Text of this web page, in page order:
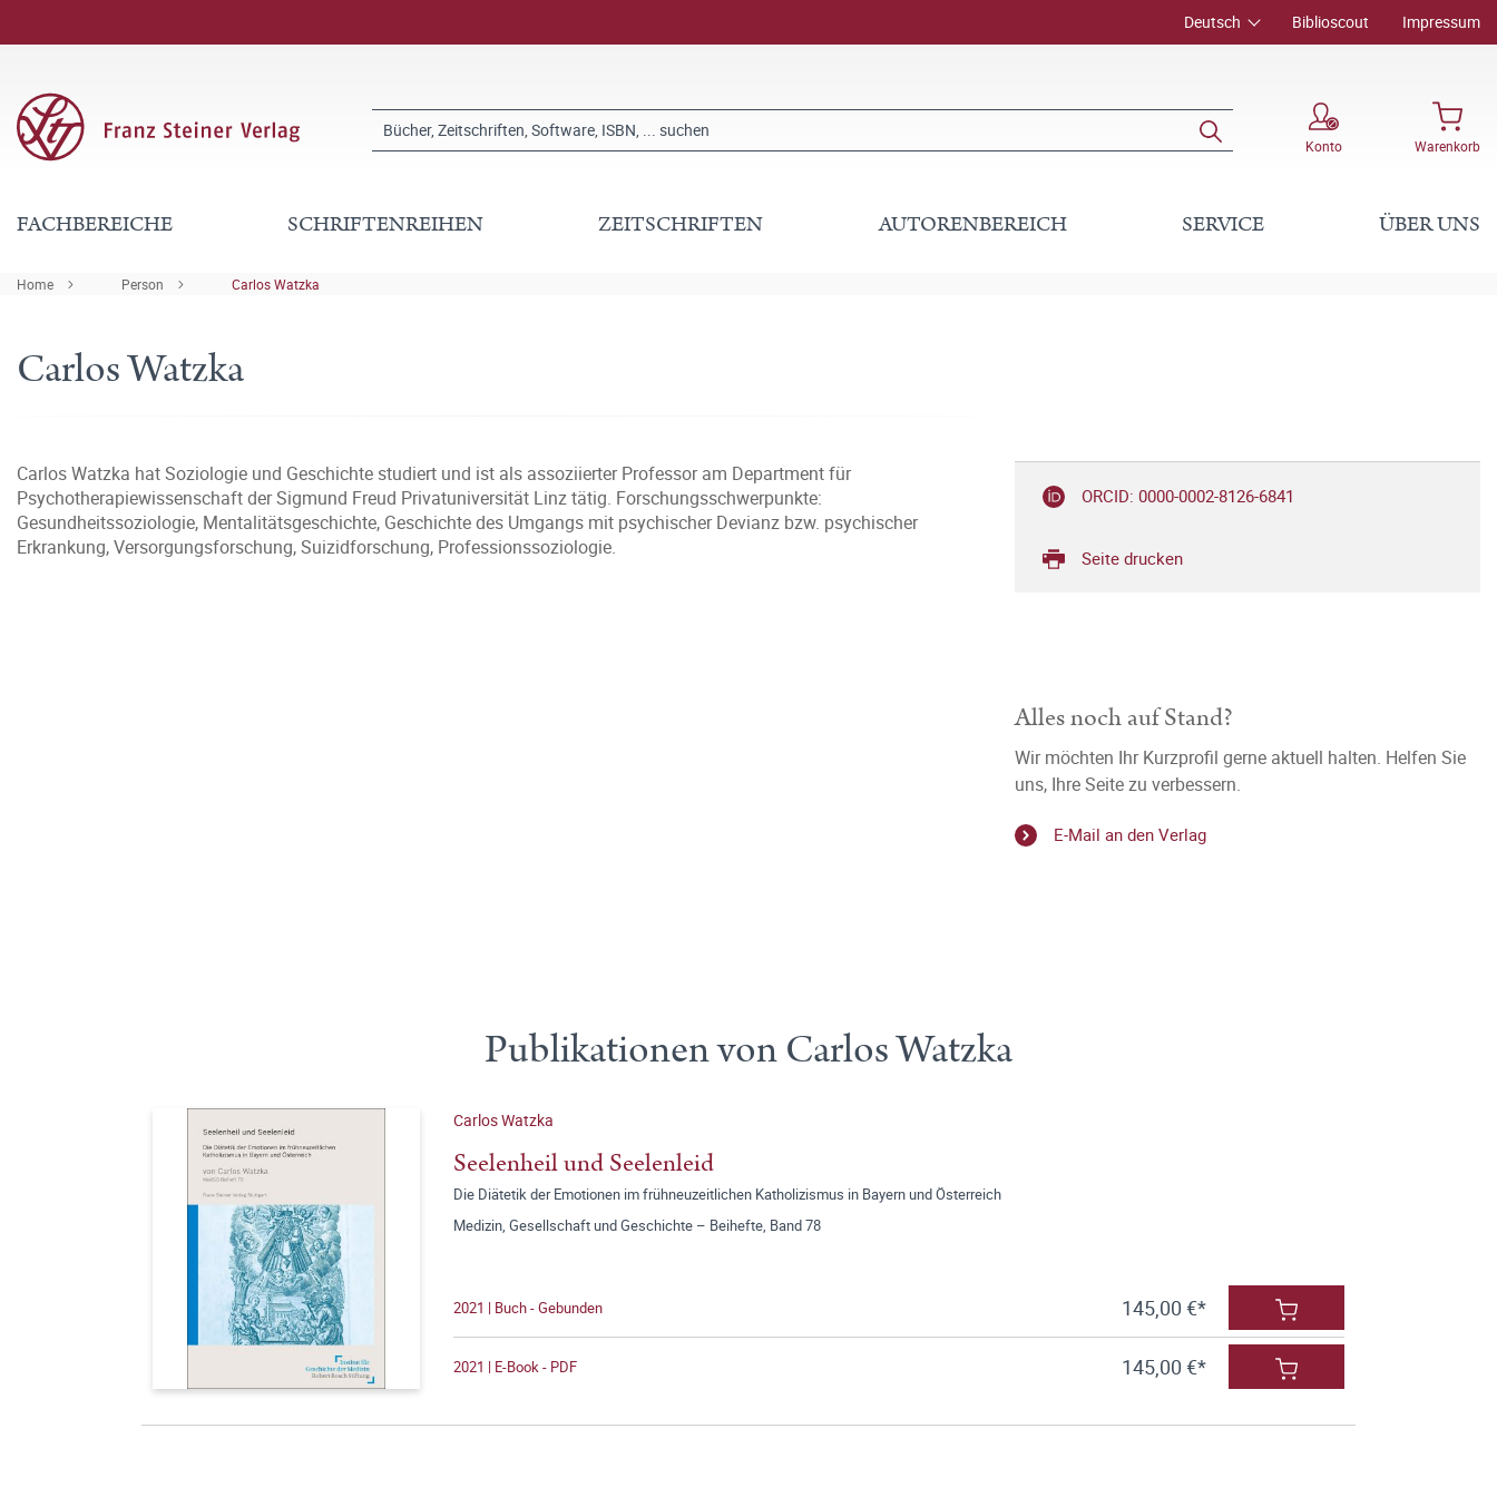
Deutsch Biblioscout Impressum
Konto Warenkorb
FACHBEREICHE SCHRIFTENREIHEN ZEITSCHRIFTEN AUTORENBEREICH SERVICE ÜBER UNS
Home Person Carlos Watzka
Carlos Watzka
Carlos Watzka hat Soziologie und Geschichte studiert und ist als assoziierter Professor am Department für
Psychotherapiewissenschaft der Sigmund Freud Privatuniversität Linz tätig. Forschungsschwerpunkte:
Gesundheitssoziologie, Mentalitätsgeschichte, Geschichte des Umgangs mit psychischer Devianz bzw. psychischer
Erkrankung, Versorgungsforschung, Suizidforschung, Professionssoziologie.
ORCID: 0000-0002-8126-6841
Seite drucken
Alles noch auf Stand?
Wir möchten Ihr Kurzprofil gerne aktuell halten. Helfen Sie
uns, Ihre Seite zu verbessern.
E-Mail an den Verlag
Publikationen von Carlos Watzka
Carlos Watzka
Seelenheil und Seelenleid
Die Diätetik der Emotionen im frühneuzeitlichen Katholizismus in Bayern und Österreich
Medizin, Gesellschaft und Geschichte – Beihefte, Band 78
2021 | Buch - Gebunden 145,00 €*
2021 | E-Book - PDF 145,00 €*